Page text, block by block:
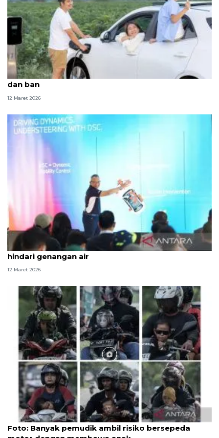
Kiat mudik pengendara EV, perhatikan kecepatan
dan ban
12 Maret 2026
Tips buat pemudik, persiapkan kendaraan hingga
hindari genangan air
12 Maret 2026
Foto
Foto: Banyak pemudik ambil risiko bersepeda